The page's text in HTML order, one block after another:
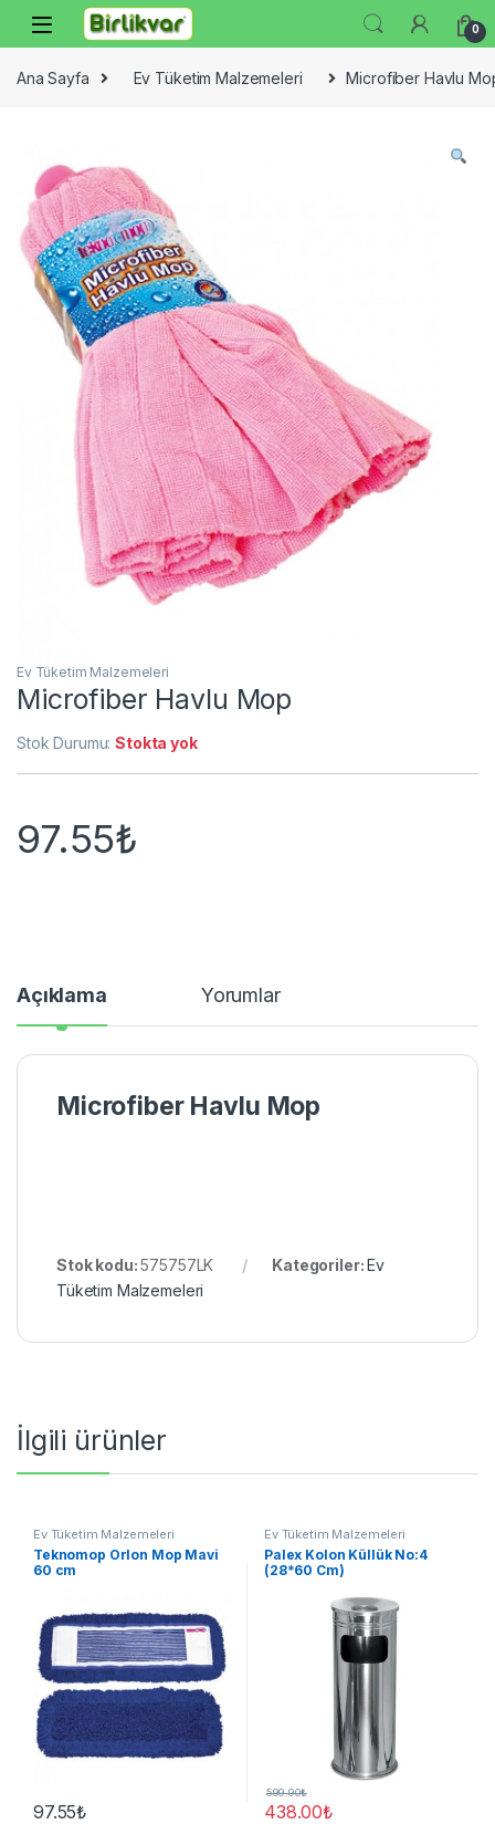
Skip to navigation
Skip to content
0
Ana Sayfa Ev Tüketim Malzemeleri Microfiber Havlu
Ev Tüketim Malzemeleri
Microfiber Havlu Mop
Stok Durumu:Stokta yok
97.55₺
Açıklama Yorumlar
Microfiber Havlu Mop
Stok kodu:575757LK Kategoriler:Ev
Tüketim Malzemeleri
İlgili ürünler
Ev Tüketim Malzemeleri
Teknomop Orlon Mop Mavi
60 cm
97.55₺
Ev Tüketim Malzemeleri
Palex Kolon Küllük No:4
(28*60 Cm)
438.00₺
599.90₺